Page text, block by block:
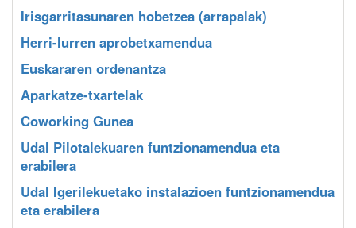
Irisgarritasunaren hobetzea (arrapalak)
Herri-lurren aprobetxamendua
Euskararen ordenantza
Aparkatze-txartelak
Coworking Gunea
Udal Pilotalekuaren funtzionamendua eta
erabilera
Udal Igerilekuetako instalazioen funtzionamendua
eta erabilera